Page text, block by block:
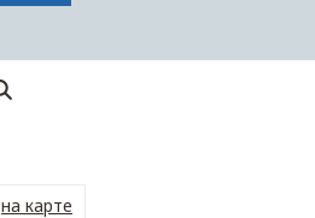
на карте